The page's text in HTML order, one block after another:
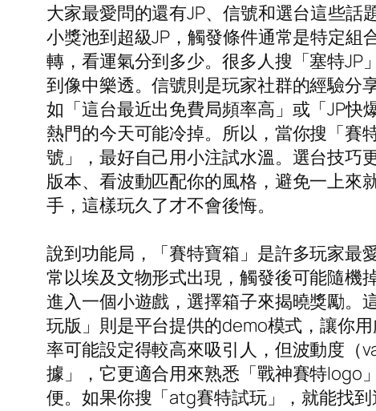
大家最愛問的還有JP、信號和選台這些
小獎池到超級JP，觸發條件通常是特定組
轉，看運氣分到多少。很多人搜「塞特JP
到像中樂透。信號則是玩家社群的經驗分
如「這台最近出免費局頻率高」或「JP
熱門的今天可能冷掉。所以，當你搜「賽
號」，最好自己用小注試水溫。選台技巧
版本、看波動匹配你的風格，避免一上來
手，這樣玩久了才不會後悔。
說到功能局，「賽特寶箱」是許多玩家最
常以埃及文物形式出現，觸發後可能隨機
進入一個小遊戲，選擇箱子來揭曉獎勵。
玩版」則是平台提供的demo模式，讓你
率可能設定得較高來吸引人，但波動度（
據」，它更適合用來熟悉「戰神賽特logo
便。如果你搜「atg賽特試玩」，就能找到